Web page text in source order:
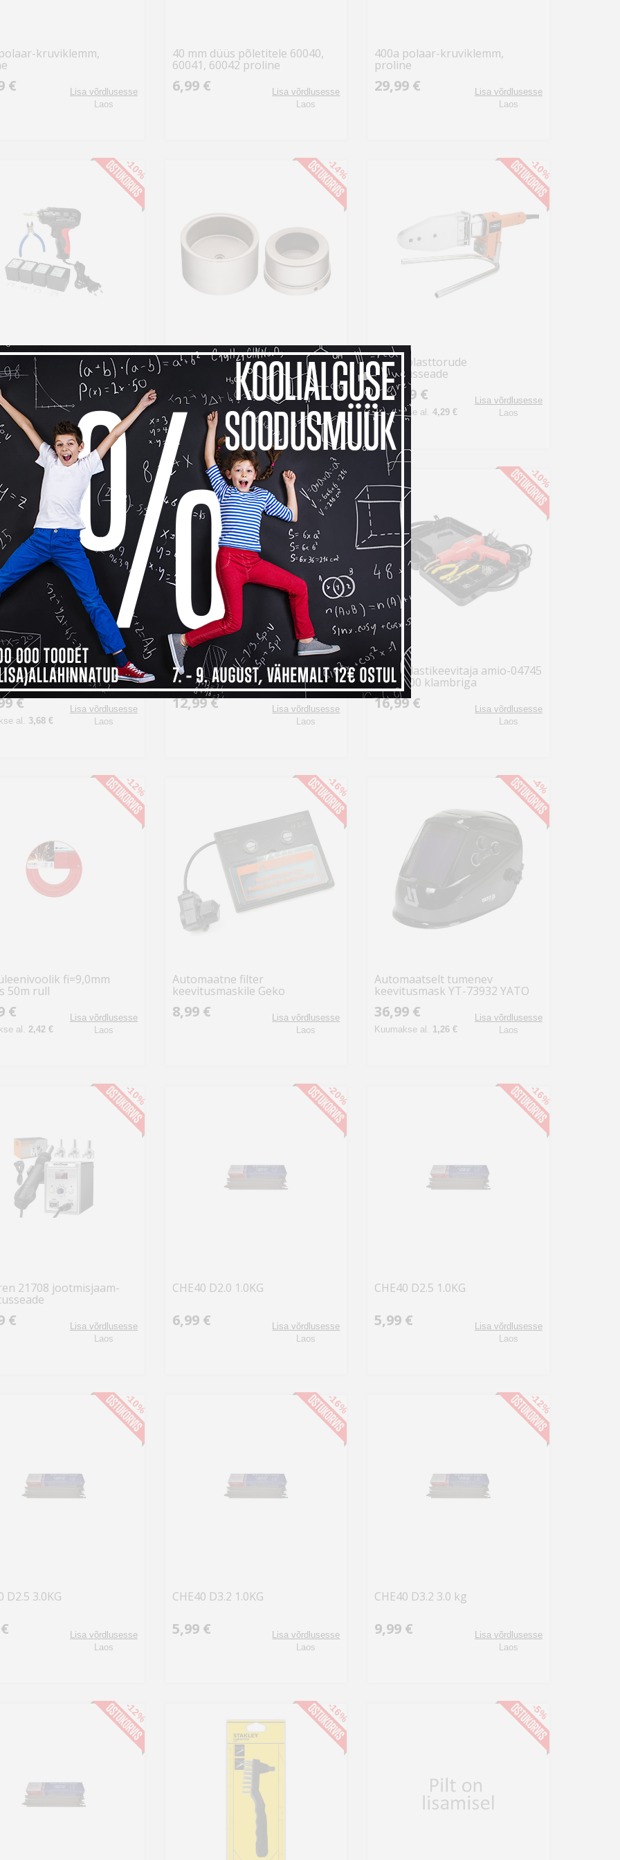
kruviklemm,
€
Lisa võrdlusesse
Laos
40 mm düüs põletitele 60040,
60041, 60042 proline
6,99 €
Lisa võrdlusesse
Laos
400a polaar-kruviklemm,
proline
29,99 €
Lisa võrdlusesse
Laos
plastiku keevitusseade
karp
Lisa võrdlusesse
Laos
-10%
75 mm soojendushülss
34,99 €
Lisa võrdlusesse
Laos
-14%
900W plasttorude
keevitusseade
125,99 €
Kuumakse al.4,29 €
Lisa võrdlusesse
Laos
-10%
kaarkeevituse tarvik
€
al. 3,68 €
Lisa võrdlusesse
Laos
-12%
Adapter propaanipõletitele
2502, 2503
12,99 €
Lisa võrdlusesse
Laos
-16%
Amio plastikeevitaja amio-04745
koos 200 klambriga
16,99 €
Lisa võrdlusesse
Laos
-10%
fi=9,0mm
50m rull
€
al. 2,42 €
Lisa võrdlusesse
Laos
-12%
Automaatne filter
keevitusmaskile Geko
8,99 €
Lisa võrdlusesse
Laos
-16%
Automaatselt tumenev
keevitusmask YT-73932 YATO
36,99 €
Kuumakse al. 1,26 €
Lisa võrdlusesse
Laos
-4%
21708 jootmisjaam-
€
Lisa võrdlusesse
Laos
-10%
CHE40 D2.0 1.0KG
6,99 €
Lisa võrdlusesse
Laos
-20%
CHE40 D2.5 1.0KG
5,99 €
Lisa võrdlusesse
Laos
-16%
D2.5 3.0KG
Lisa võrdlusesse
Laos
-10%
CHE40 D3.2 1.0KG
5,99 €
Lisa võrdlusesse
Laos
-16%
CHE40 D3.2 3.0 kg
9,99 €
Lisa võrdlusesse
Laos
-12%
-12% -16% -5%